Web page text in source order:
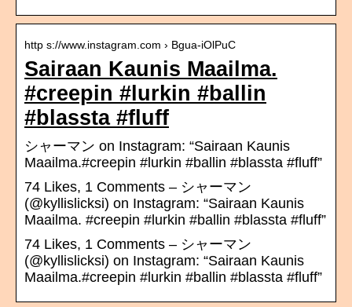
http s://www.instagram.com › Bgua-iOlPuC
Sairaan Kaunis Maailma.
#creepin #lurkin #ballin
#blassta #fluff
シャーマン on Instagram: “Sairaan Kaunis
Maailma.#creepin #lurkin #ballin #blassta #fluff”
74 Likes, 1 Comments – シャーマン
(@kyllislicksi) on Instagram: “Sairaan Kaunis
Maailma. #creepin #lurkin #ballin #blassta #fluff”
74 Likes, 1 Comments – シャーマン
(@kyllislicksi) on Instagram: “Sairaan Kaunis
Maailma.#creepin #lurkin #ballin #blassta #fluff”